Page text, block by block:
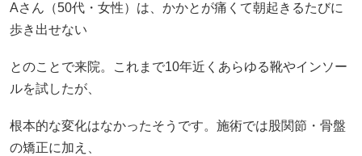
Aさん（50代・女性）は、かかとが痛くて朝起きるたびに
歩き出せない
とのことで来院。これまで10年近くあらゆる靴やインソー
ルを試したが、
根本的な変化はなかったそうです。施術では股関節・骨盤
の矯正に加え、